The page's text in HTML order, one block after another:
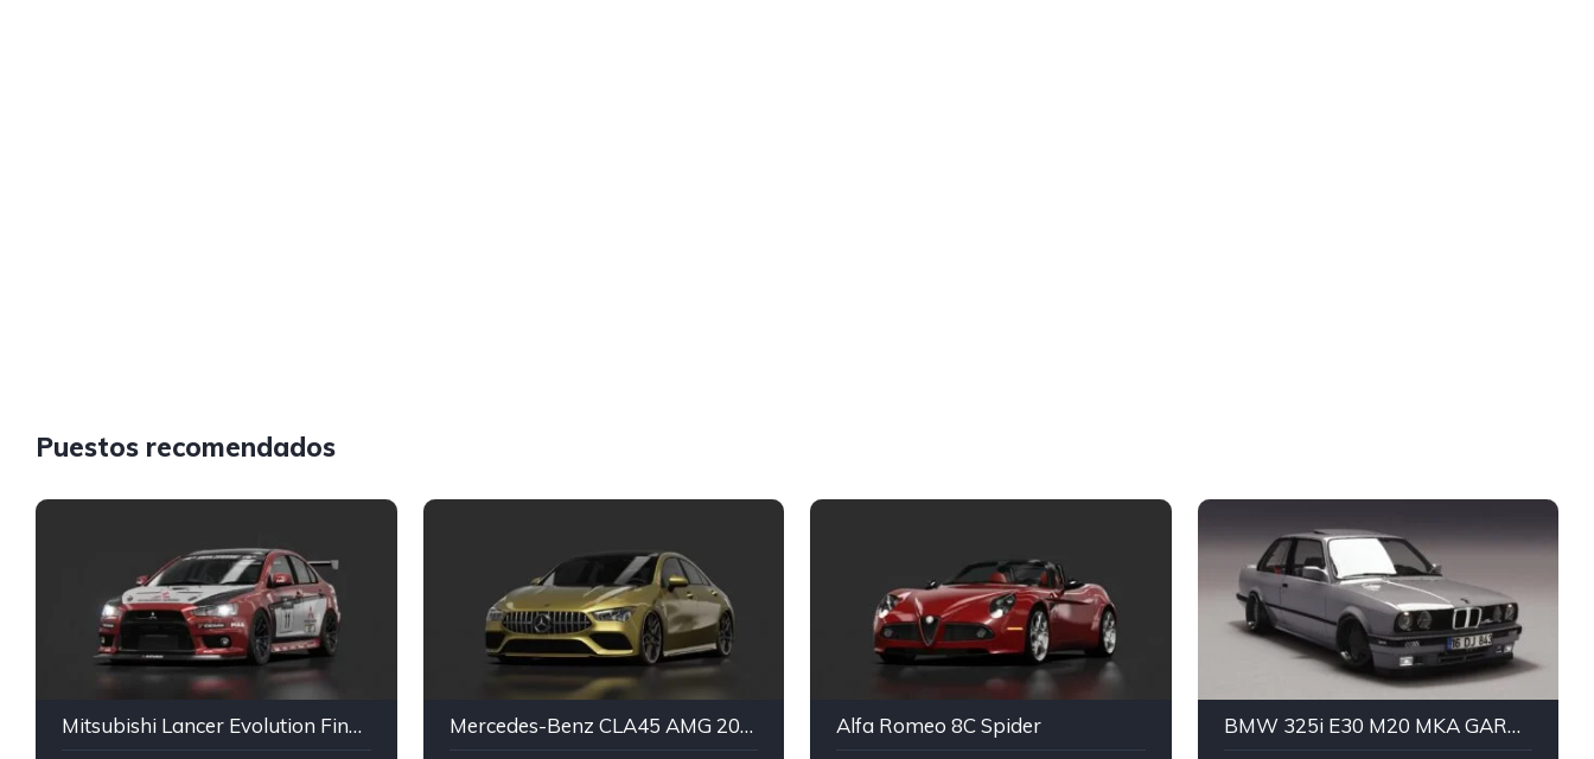
Puestos recomendados
Mitsubishi Lancer Evolution Final Gr.4 Mercedes-Benz CLA45 AMG 2020 - LM Alfa Romeo 8C Spider BMW 325i E30 M20 MKA GARAJE